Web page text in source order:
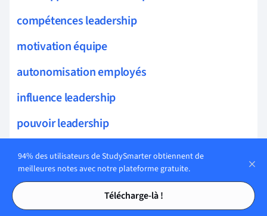
Tables des matières
Tables des matières
compétences leadership
motivation équipe
autonomisation employés
influence leadership
pouvoir leadership
communication efficace
responsabilité financière
stratégies motivationnelles
94% des utilisateurs de StudySmarter obtiennent de
meilleures notes avec notre plateforme gratuite.
Télécharge-là !